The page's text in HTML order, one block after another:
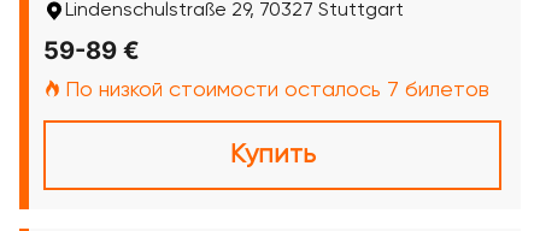
Lindenschulstraße 29, 70327 Stuttgart
59-89 €
По низкой стоимости осталось 7 билетов
Купить